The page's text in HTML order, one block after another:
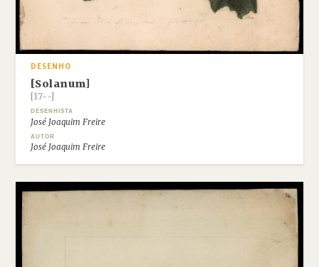
DESENHO
[Solanum]
[17--]
DESENHISTA
José Joaquim Freire
AUTOR
José Joaquim Freire